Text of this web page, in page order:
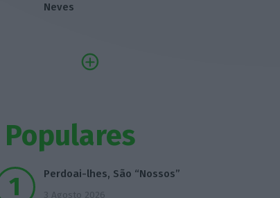
Neves
Populares
Perdoai-lhes, São “Nossos”
3 Agosto 2026